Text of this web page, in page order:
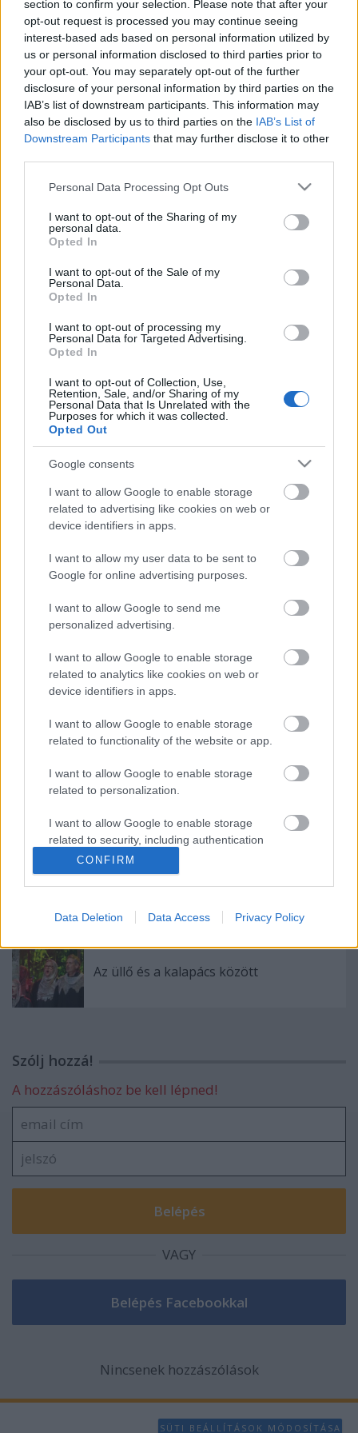
section to confirm your selection. Please note that after your
opt-out request is processed you may continue seeing
interest-based ads based on personal information utilized by
us or personal information disclosed to third parties prior to
your opt-out. You may separately opt-out of the further
disclosure of your personal information by third parties on the
IAB’s list of downstream participants. This information may
also be disclosed by us to third parties on the IAB’s List of
Downstream Participants that may further disclose it to other
Please note that this website/app uses one or more Google
not limited to your visit or usage behaviour. You may click to
grant or deny consent to Google and its third-party tags to
use your data for below specified purposes in below Google
consent section.
Personal Data Processing Opt Outs
I want to opt-out of the Sharing of my
personal data.
Opted In
I want to opt-out of the Sale of my
Personal Data.
Opted In
I want to opt-out of processing my
Personal Data for Targeted Advertising.
Opted In
I want to opt-out of Collection, Use,
Retention, Sale, and/or Sharing of my
Personal Data that Is Unrelated with the
Purposes for which it was collected.
Opted Out
Google consents
I want to allow Google to enable storage
related to advertising like cookies on web or
device identifiers in apps.
I want to allow my user data to be sent to
Google for online advertising purposes.
I want to allow Google to send me
personalized advertising.
I want to allow Google to enable storage
related to analytics like cookies on web or
device identifiers in apps.
I want to allow Google to enable storage
related to functionality of the website or app.
I want to allow Google to enable storage
related to personalization.
I want to allow Google to enable storage
related to security, including authentication
functionality and fraud prevention, and other
user protection.
CONFIRM
Data Deletion Data Access Privacy Policy
érintetlenül az A jó lovas katonánaktól). Elénekelnek
tőle három viszonylag unalmas dalt, amennyire
lehet, nem unalmasan.
Részemről ez minden, csak nem félmaraton, könnyű
délutáni kocogás, kettőtől fél négyig, vagyis csak az
első rész.
Kezdetben ott ül Arany a lepel alatt, aztán leleplezik,
kideríteni. Nem is nagyon próbálnak, elfogadják,
hogy vannak ilyen lények is, nagy költő, nagy szívvel.
Akkor is van mit mesélni róla. Róla, meg magunkról,
mennyire értettük, mennyire értették, akik ott voltak
a közelében, okosok és buták. Van, ami róla szól, van,
ami az irodalmi vagy politikai életről. Mintha Arany
kezdettől fogva szobornak készült volna.
Mozdulatlan, változatlan, csak a világ forog
körülötte. Az ember néha elcsodálkozik, hogy
majdnem egy időben írták azt: béresek között is től
Európát. Ami azt illeti, mindkettő meglehetősen
maradandónak bizonyult.
Címkék:Arany-félmaraton
Ajánlott bejegyzések:
Mephisto a tengerparton
A megválaszolatlan kérdés
Az üllő és a kalapács között
Szólj hozzá!
A hozzászóláshoz be kell lépned!
VAGY
Nincsenek hozzászólások
SÜTI BEÁLLÍTÁSOK MÓDOSÍTÁSA